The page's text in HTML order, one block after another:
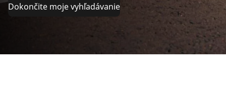
Dokončite moje vyhľadávanie